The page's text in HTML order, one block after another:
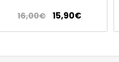
16,00€ 15,90€